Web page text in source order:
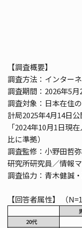
【調査概要】
調査方法：イン
調査期間：2026年5
調査対象：日本在住
計局2025年4月14日公
「2024年10月1日現
比に準拠）
調査監修：小野田哲
研究所研究員／情報
調査協力：青木健誠
【回答者属性】 （
20代